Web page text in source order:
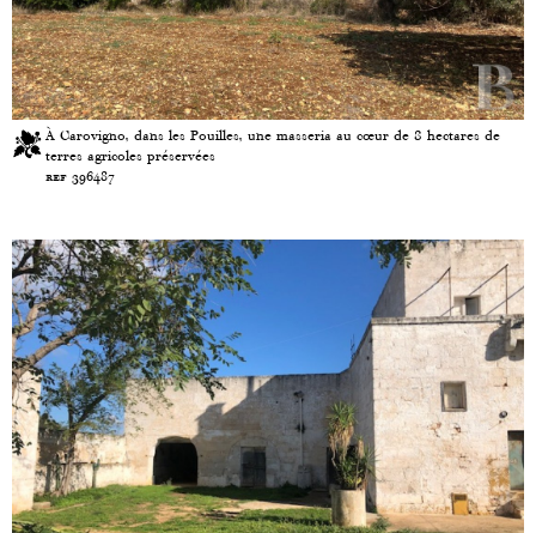
À Carovigno, dans les Pouilles, une masseria au cœur de 8 hectares de
terres agricoles préservées
ref 396487